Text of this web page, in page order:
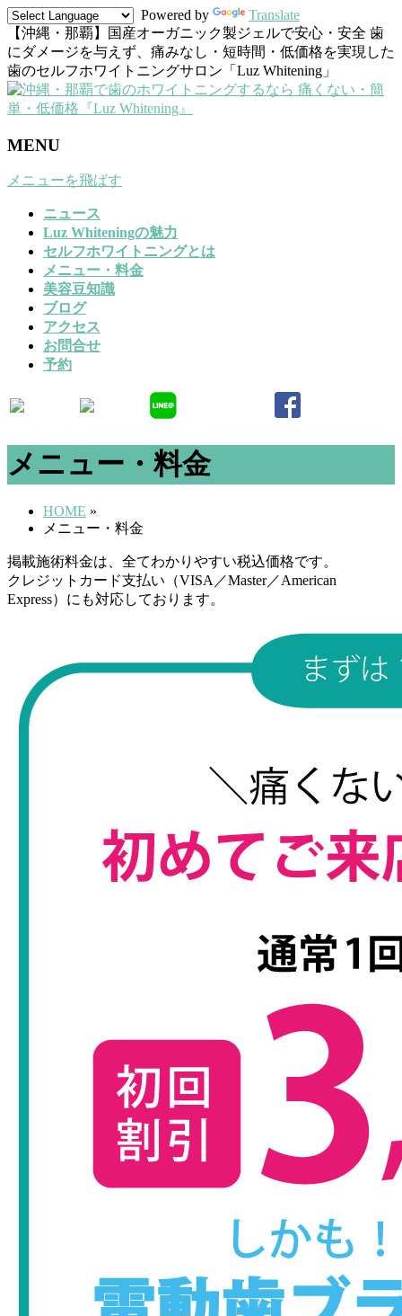
Powered by
Translate
【沖縄・那覇】国産オーガニック製ジェルで安心・安全 歯
にダメージを与えず、痛みなし・短時間・低価格を実現した
歯のセルフホワイトニングサロン「Luz Whitening」
MENU
メニューを飛ばす
ニュース
Luz Whiteningの魅力
セルフホワイトニングとは
メニュー・料金
美容豆知識
ブログ
アクセス
お問合せ
予約
メニュー・料金
HOME »
メニュー・料金
掲載施術料金は、全てわかりやすい税込価格です。
クレジットカード支払い（VISA／Master／American
Express）にも対応しております。